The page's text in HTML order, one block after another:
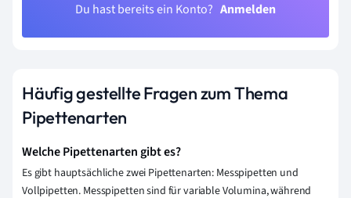
Du hast bereits ein Konto? Anmelden
Häufig gestellte Fragen zum Thema
Pipettenarten
Welche Pipettenarten gibt es?
Es gibt hauptsächliche zwei Pipettenarten: Messpipetten und
Vollpipetten. Messpipetten sind für variable Volumina, während